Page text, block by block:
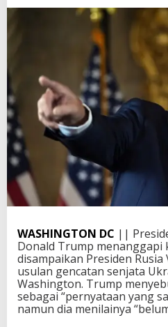
WASHINGTON DC ||
Donald Trump menanggapi
disampaikan Presiden
usulan gencatan senjata
Washington. Trump
sebagai “pernyataan yang
namun dia menilainya